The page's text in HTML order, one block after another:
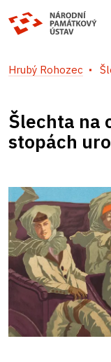
Hrubý Rohozec
Šlechta na
stopách